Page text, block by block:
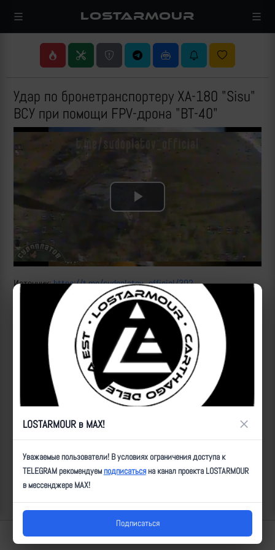
LOSTARMOUR
Удар по бронетранспортеру XA-180 "Sisu"
ВСУ при помощи FPV-дрона "ВТ-40"
Play
Источник:https://t.me/sudoplatov_official/302
Все удары:https://lostarmour.info/news/udari-fpv-2770
| Автор: ultz| Дата: 2023-08-18| Просмотров:694 | Теги:
попадание, ВТ-40
Популярные за сегодня видео
Lostarmour | Carthago Delenda Est | 2014-2026
LOSTARMOUR в MAX! ×
Уважаемые пользователи! В условиях ограничения доступа к
TELEGRAM рекомендуемподписатьсяна канал проекта LOSTARMOUR
в мессенджере MAX!
Подписаться